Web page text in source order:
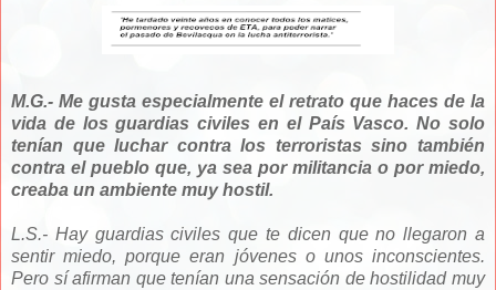
M.G.- Me gusta especialmente el retrato que haces de la
vida de los guardias civiles en el País Vasco. No solo
tenían que luchar contra los terroristas sino también
contra el pueblo que, ya sea por militancia o por miedo,
creaba un ambiente muy hostil.
L.S.- Hay guardias civiles que te dicen que no llegaron a
sentir miedo, porque eran jóvenes o unos inconscientes.
Pero sí afirman que tenían una sensación de hostilidad muy